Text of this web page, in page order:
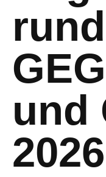
und
2026